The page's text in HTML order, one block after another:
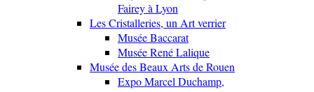
Fairey à Lyon
Les Cristalleries, un Art verrier
Musée Baccarat
Musée René Lalique
Musée des Beaux Arts de Rouen
Expo Marcel Duchamp,